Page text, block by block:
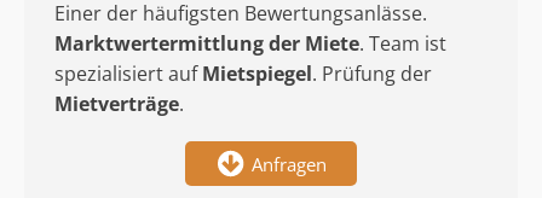
Einer der häufigsten Bewertungsanlässe.
Marktwertermittlungder Miete. Team ist
spezialisiert aufMietspiegel. Prüfung der
Mietverträge.
Anfragen